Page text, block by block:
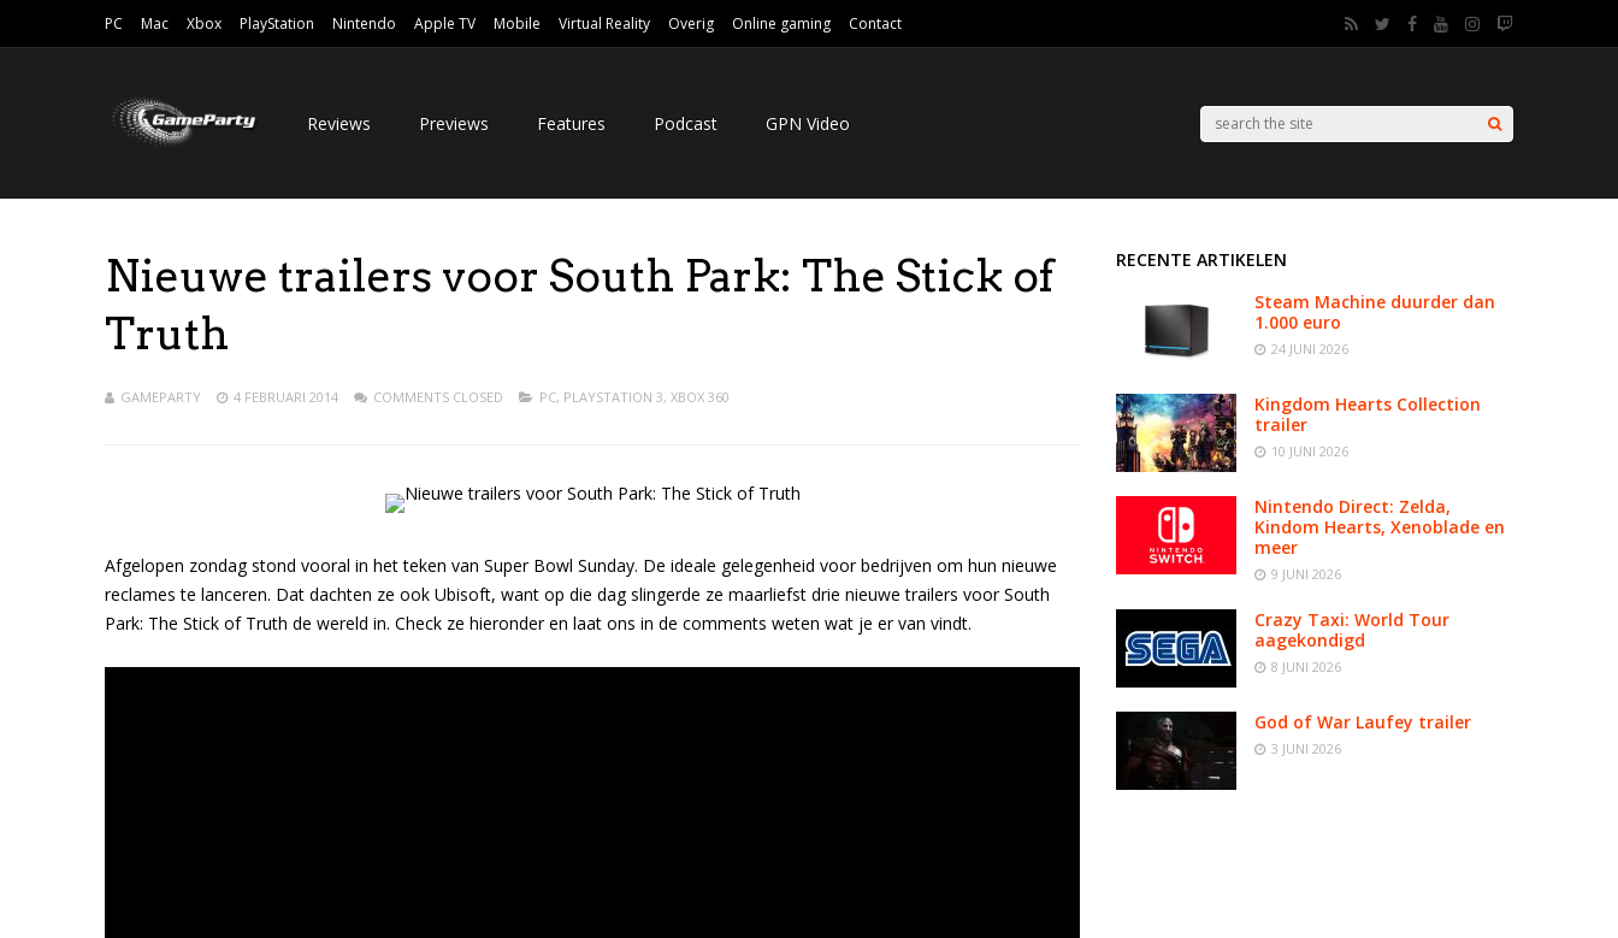
PC Mac Xbox PlayStation Nintendo Apple TV Mobile Virtual Reality Overig Online gaming Contact
Reviews Previews Features Podcast GPN Video
Nieuwe trailers voor South Park: The Stick of
Truth
GAMEPARTY 4 FEBRUARI 2014 COMMENTS CLOSED PC, PLAYSTATION 3, XBOX 360
Afgelopen zondag stond vooral in het teken van Super Bowl Sunday. De ideale gelegenheid voor bedrijven om hun nieuwe
reclames te lanceren. Dat dachten ze ook Ubisoft, want op die dag slingerde ze maarliefst drie nieuwe trailers voor South
Park: The Stick of Truth de wereld in. Check ze hieronder en laat ons in de comments weten wat je er van vindt.
RECENTE ARTIKELEN
Steam Machine duurder dan
1.000 euro
24 JUNI 2026
Kingdom Hearts Collection
trailer
10 JUNI 2026
Nintendo Direct: Zelda,
Kindom Hearts, Xenoblade en
meer
9 JUNI 2026
Crazy Taxi: World Tour
aagekondigd
8 JUNI 2026
God of War Laufey trailer
3 JUNI 2026